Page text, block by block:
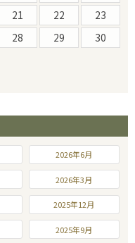
21 22
23
28 29
30
2026年6月
2026年3月
2025年12月
2025年9月